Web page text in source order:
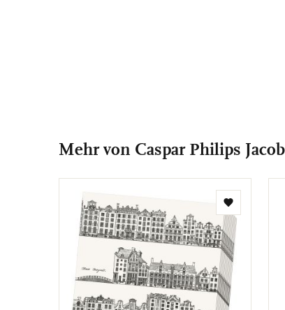
Mehr von Caspar Philips
Zur
Wunschliste
hinzufügen